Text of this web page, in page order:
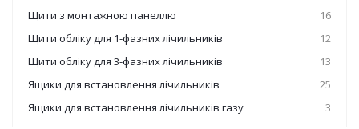
Щити з монтажною панеллю
16
Щити обліку для 1-фазних лічильників
12
Щити обліку для 3-фазних лічильників
13
Ящики для встановлення лічильників
25
Ящики для встановлення лічильників газу
3